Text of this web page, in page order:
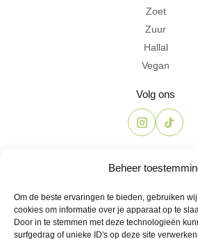
Beheer
Om de beste ervaringen te bieden, gebruiken
cookies om informatie over je apparaat op te
Door in te stemmen met deze technologieën
surfgedrag of unieke ID's op deze site
Zoet
Zuur
Hallal
Vegan
Volg ons
info@the-
Langestraat 106, 3811 AK,